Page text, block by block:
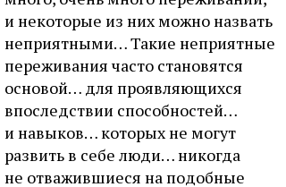
и некоторые из них можно назвать
неприятными… Такие неприятные
переживания часто становятся
основой… для проявляющихся
впоследствии способностей…
и навыков… которых не могут
развить в себе люди… никогда
не отважившиеся на подобные